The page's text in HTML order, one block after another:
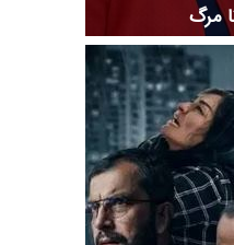
مرگ